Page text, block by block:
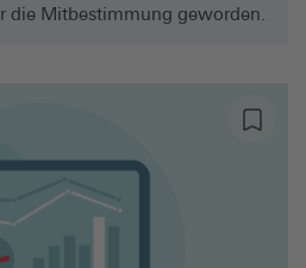
die Mitbestimmung geworden.